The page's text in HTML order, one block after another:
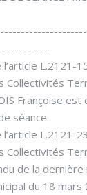
L.2121-
Collectivités
Françoise est
séance.
L.2121-
Collectivités
de la dernière
du 18